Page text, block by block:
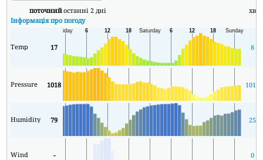
поточнийостанні 2 дні хв
Інформація про погоду
Temp 17 8
Pressure 1018 1015
Humidity 79 25
Wind - 0